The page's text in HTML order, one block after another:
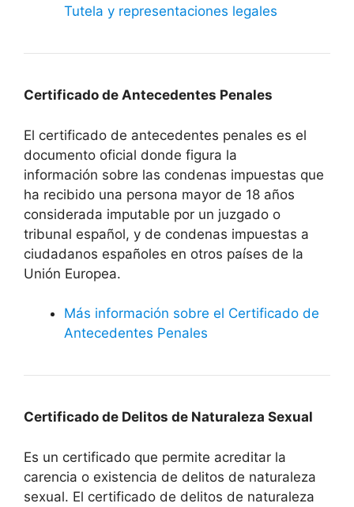
Tutela y representaciones legales
Certificado de Antecedentes Penales
El certificado de antecedentes penales es el
documento oficial donde figura la
información sobre las condenas impuestas que
ha recibido una persona mayor de 18 años
considerada imputable por un juzgado o
tribunal español, y de condenas impuestas a
ciudadanos españoles en otros países de la
Unión Europea.
Más información sobre el Certificado de
Antecedentes Penales
Certificado de Delitos de Naturaleza Sexual
Es un certificado que permite acreditar la
carencia o existencia de delitos de naturaleza
sexual. El certificado de delitos de naturaleza